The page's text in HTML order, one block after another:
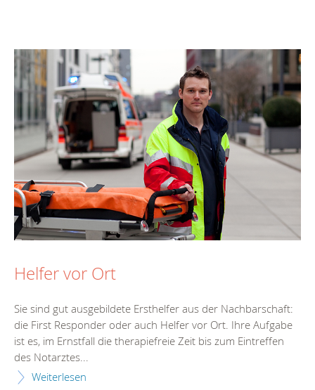
Helfer vor Ort
Sie sind gut ausgebildete Ersthelfer aus der Nachbarschaft:
die First Responder oder auch Helfer vor Ort. Ihre Aufgabe
ist es, im Ernstfall die therapiefreie Zeit bis zum Eintreffen
des Notarztes...
Weiterlesen